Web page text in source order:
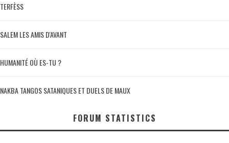
TERFÈSS
SALEM LES AMIS D'AVANT
HUMANITÉ OÙ ES-TU ?
NAKBA TANGOS SATANIQUES ET DUELS DE MAUX
FORUM STATISTICS